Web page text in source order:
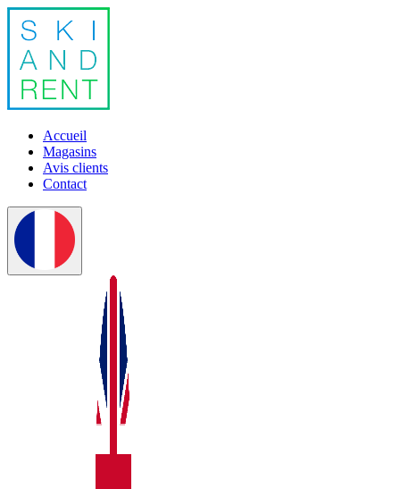
Accueil
Magasins
Avis clients
Contact